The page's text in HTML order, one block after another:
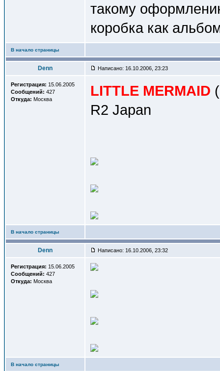
такому
коробка как
В начало страницы
Denn Написано: 16.10.2006, 23:23
Регистрация: 15.06.2005
Сообщений: 427
Откуда: Москва
LITTLE MERMAID
R2 Japan
В начало страницы
Denn Написано: 16.10.2006, 23:32
Регистрация: 15.06.2005
Сообщений: 427
Откуда: Москва
В начало страницы